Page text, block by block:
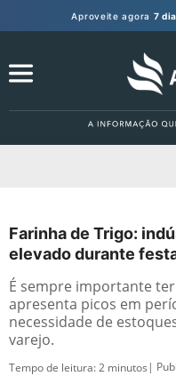
Aproveite agora 7
Farinha de Trigo:
elevado durante
É sempre importante
apresenta picos em
necessidade de
varejo.
Tempo de leitura:2 minutos |